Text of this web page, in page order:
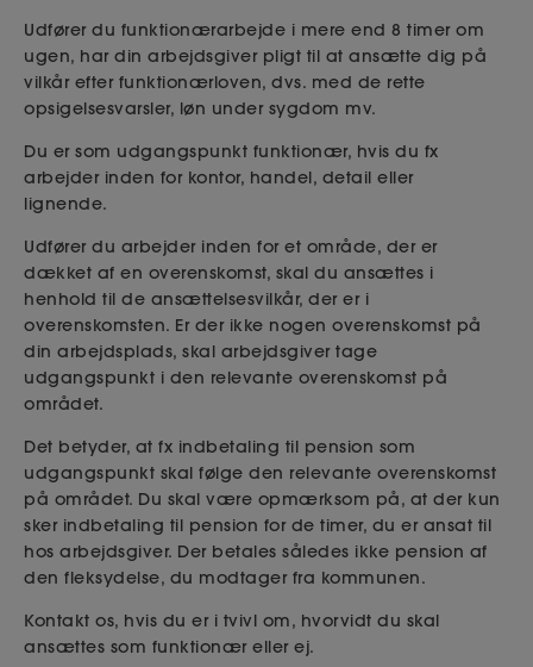
Udfører du funktionærarbejde i mere end 8 timer om
ugen, har din arbejdsgiver pligt til at ansætte dig på
vilkår efter funktionærloven, dvs. med de rette
opsigelsesvarsler, løn under sygdom mv.
Du er som udgangspunkt funktionær, hvis du fx
arbejder inden for kontor, handel, detail eller
lignende.
Udfører du arbejder inden for et område, der er
dækket af en overenskomst, skal du ansættes i
henhold til de ansættelsesvilkår, der er i
overenskomsten. Er der ikke nogen overenskomst på
din arbejdsplads, skal arbejdsgiver tage
udgangspunkt i den relevante overenskomst på
området.
Det betyder, at fx indbetaling til pension som
udgangspunkt skal følge den relevante overenskomst
på området. Du skal være opmærksom på, at der kun
sker indbetaling til pension for de timer, du er ansat til
hos arbejdsgiver. Der betales således ikke pension af
den fleksydelse, du modtager fra kommunen.
Kontakt os, hvis du er i tvivl om, hvorvidt du skal
ansættes som funktionær eller ej.